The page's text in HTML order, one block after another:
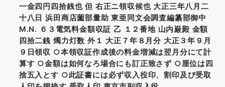
一金四円四拾銭也 但 右正ニ領収候也 大正三年八月二
十八日 浜田商店薗部量助 東亜同文会調査編纂部御中
M.N. ６３電気料金額収証 乙 １２番地 山内巌殿 金額
四拾二銭 燭力灯数 外１ 大正７年８月分 大正３年９月
９日領収 ○本領収証作成後の料金増減は翌月分にて計
算す ○金額は如何なろ場合にも訂正致さず ○厘位は四
捨五入とす ○此証書には必ず収入役印、割印及び受取